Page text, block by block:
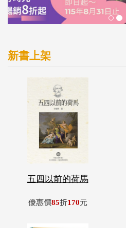
新書上架
五四以前的荷馬
優惠價85折170元